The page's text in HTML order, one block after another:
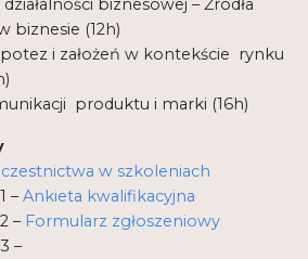
biznesie (12h)
i założeń w kontekście rynku
produktu i marki (16h)
w szkoleniach
–Ankieta kwalifikacyjna
– Formularz zgłoszeniowy
–